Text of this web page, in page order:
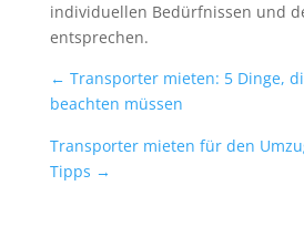
individuellen Bedürfnissen und
entsprechen.
← Transporter mieten: 5 Dinge,
beachten müssen
Transporter mieten für den
Tipps →